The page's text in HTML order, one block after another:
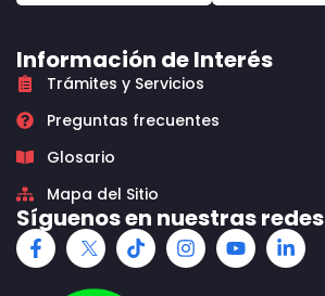
Información de Interés
Trámites y Servicios
Preguntas frecuentes
Glosario
Mapa del Sitio
Síguenos en nuestras redes